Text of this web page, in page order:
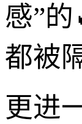
感”
都被
更进